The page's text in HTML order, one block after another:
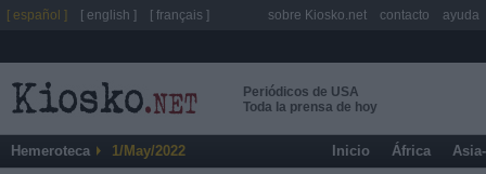
Periódicos de USA
Toda la prensa de hoy
Hemeroteca 1/May/2022 Inicio África
[ español ] [ english ] [ français ] sobre Kiosko.net contacto ayuda